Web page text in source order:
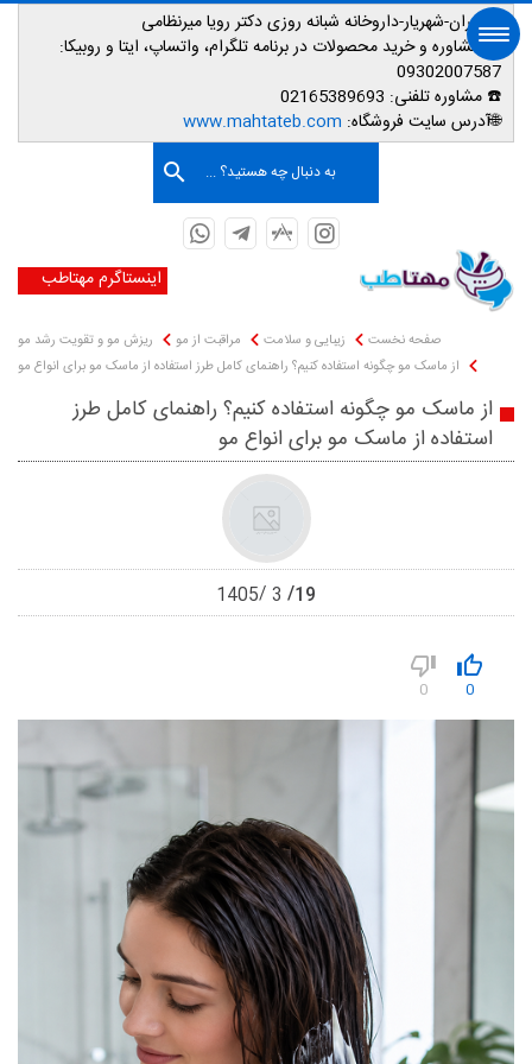
📌تهران-شهریار-داروخانه شبانه روزی دکتر رویا میرنظامی
📱مشاوره و خرید محصولات در برنامه تلگرام، واتساپ، ایتا و روبیکا:
09302007587
☎️ مشاوره تلفنی:
🌐آدرس سایت فروشگاه: www.mahtateb.com
به دنبال چه هستید؟ ...
اینستاگرم مهتاطب
صفحه نخست زیبایی و سلامت مراقبت از مو
ریزش مو و تقویت رشد مو
از ماسک مو چگونه استفاده کنیم؟ راهنمای کامل طرز استفاده از ماسک مو برای انواع مو
از ماسک مو چگونه استفاده کنیم؟ راهنمای کامل طرز
استفاده از ماسک مو برای انواع مو
19
3
1405
0
0